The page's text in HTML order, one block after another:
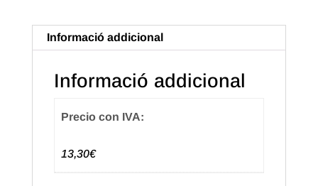
Català
(500u.)
Informació addicional
Informació addicional
Precio con IVA:
13,30€